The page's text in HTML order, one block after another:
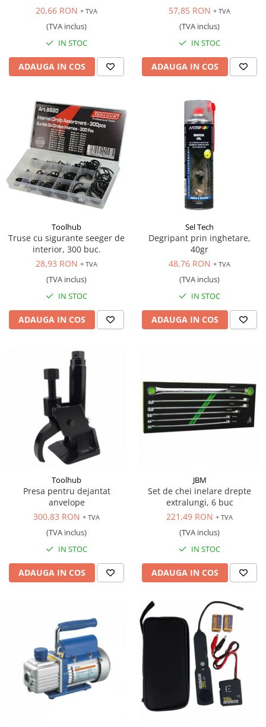
20,66 RON + TVA
(TVA inclus)
IN STOC
ADAUGA IN COS
57,85 RON + TVA
(TVA inclus)
IN STOC
ADAUGA IN COS
Toolhub
Truse cu sigurante seeger de
interior, 300 buc.
28,93 RON + TVA
(TVA inclus)
IN STOC
ADAUGA IN COS
Sel Tech
Degripant prin inghetare,
40gr
48,76 RON + TVA
(TVA inclus)
IN STOC
ADAUGA IN COS
Toolhub
Presa pentru dejantat
anvelope
300,83 RON + TVA
(TVA inclus)
IN STOC
ADAUGA IN COS
JBM
Set de chei inelare drepte
extralungi, 6 buc
221,49 RON + TVA
(TVA inclus)
IN STOC
ADAUGA IN COS